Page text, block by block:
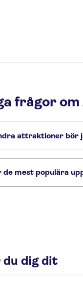
frågor om
attraktioner bör
Marathon Mallorca 2026
de mest populära
du dig dit